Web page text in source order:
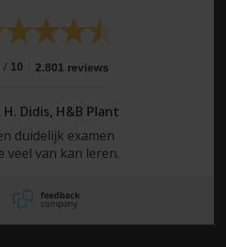
/ 10 2.801 reviews
H. Didis, H&B Plant
duidelijk examen
veel van kan leren.